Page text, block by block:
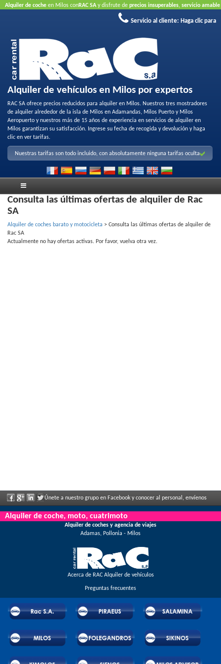
Alquiler de coche en Milos conRAC SA y disfrute de precios insuperables, servicio amable
para aprovechar nuestras ofertas de
Servicio al cliente: Haga clic para
Alquiler de vehículos en Milos por expertos
RAC SA ofrece precios reducidos para alquiler en Milos. Nuestros tres mostradores
de alquiler alrededor de la isla de Milos en Adamandas, Milos Puerto y Milos
Aeropuerto y nuestros más de 15 años de experiencia en servicios de alquiler en
Milos garantizan su satisfacción. Ingrese su fecha de recogida y devolución y haga
clic en ver tarifas.
Nuestras tarifas son todo incluido, con absolutamente ninguna tarifas oculta
Consulta las últimas ofertas de alquiler de Rac
SA
Alquiler de coches barato y motocicleta > Consulta las últimas ofertas de alquiler de
Rac SA
Actualmente no hay ofertas activas. Por favor, vuelva otra vez.
Únete a nuestro grupo en Facebook y conocer al personal, envíenos
sus comentarios y disfrute de grandes descuentos y ofertas que se anuncian con
Alquiler de coche, moto, cuatrimoto
Alquiler de coches y agencia de viajes
Adamas, Pollonia - Milos
Acerca de RAC Alquiler de vehículos
Preguntas frecuentes